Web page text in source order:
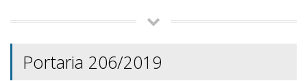
Portaria 206/2019